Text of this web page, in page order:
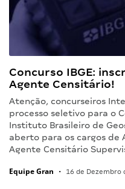
Concurso IBGE:
Agente Censitário!
Atenção, concurseiros
processo seletivo para o
Instituto Brasileiro de
aberto para os cargos de
Agente Censitário
Equipe Gran • 16 de Dezembro